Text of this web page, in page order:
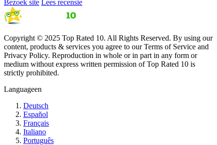
Bezoek site Lees recensie
Copyright © 2025 Top Rated 10. All Rights Reserved. By using our
content, products & services you agree to our Terms of Service and
Privacy Policy. Reproduction in whole or in part in any form or
medium without express written permission of Top Rated 10 is
strictly prohibited.
Languageen
Deutsch
Español
Français
Italiano
Português